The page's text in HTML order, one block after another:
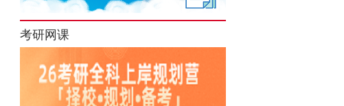
考研网课